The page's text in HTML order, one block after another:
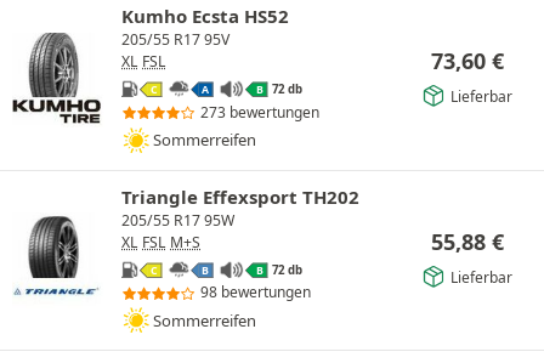
Kumho Ecsta HS52
205/55 R17 95V
XL FSL
C A B 72 db
273 bewertungen
Sommerreifen
73,60 €
Lieferbar
Triangle Effexsport TH202
205/55 R17 95W
XL FSL M+S
C B B 72 db
98 bewertungen
Sommerreifen
55,88 €
Lieferbar